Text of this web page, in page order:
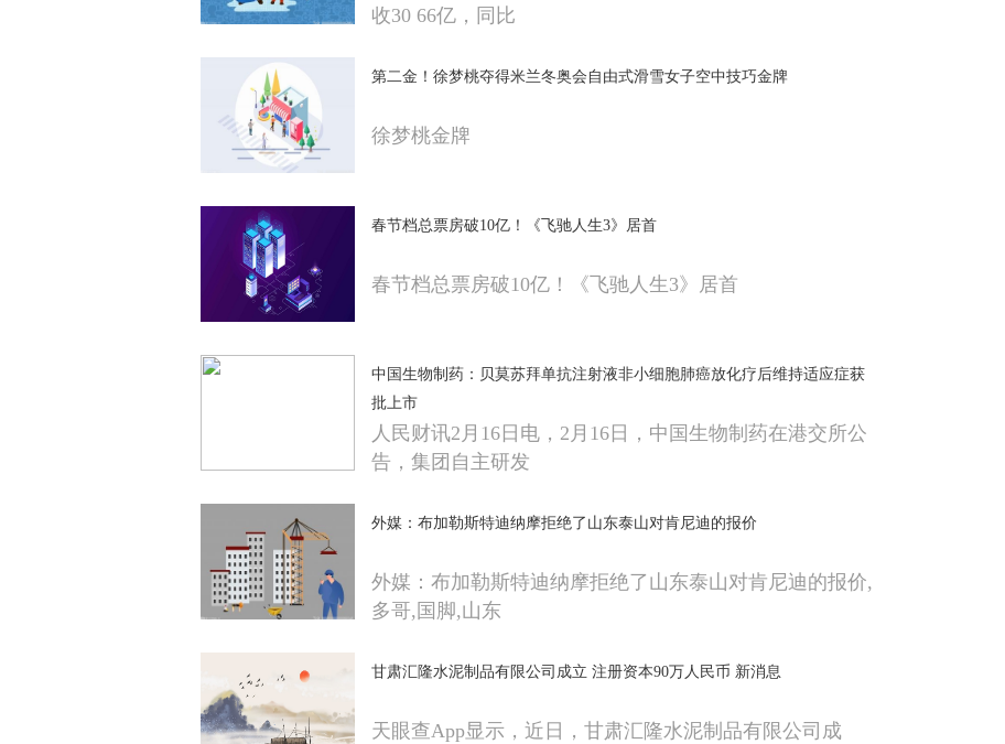
收30 66亿，同比
第二金！徐梦桃夺得米兰冬奥会自由式滑雪女子空中技巧金牌
徐梦桃金牌
春节档总票房破10亿！《飞驰人生3》居首
春节档总票房破10亿！《飞驰人生3》居首
中国生物制药：贝莫苏拜单抗注射液非小细胞肺癌放化疗后维持适应症获
批上市
人民财讯2月16日电，2月16日，中国生物制药在港交所公
告，集团自主研发
外媒：布加勒斯特迪纳摩拒绝了山东泰山对肯尼迪的报价
外媒：布加勒斯特迪纳摩拒绝了山东泰山对肯尼迪的报价,
多哥,国脚,山东
甘肃汇隆水泥制品有限公司成立 注册资本90万人民币 新消息
天眼查App显示，近日，甘肃汇隆水泥制品有限公司成